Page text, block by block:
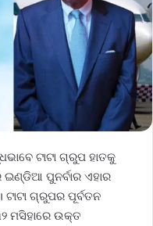
ଟାଟା ଗ୍ରୁପ ହାତକୁ
ପୁନର୍ବାର ଏହାର
ଗ୍ରୁପର ପୂର୍ବତନ
ମସିହାରେ ଉକ୍ତ